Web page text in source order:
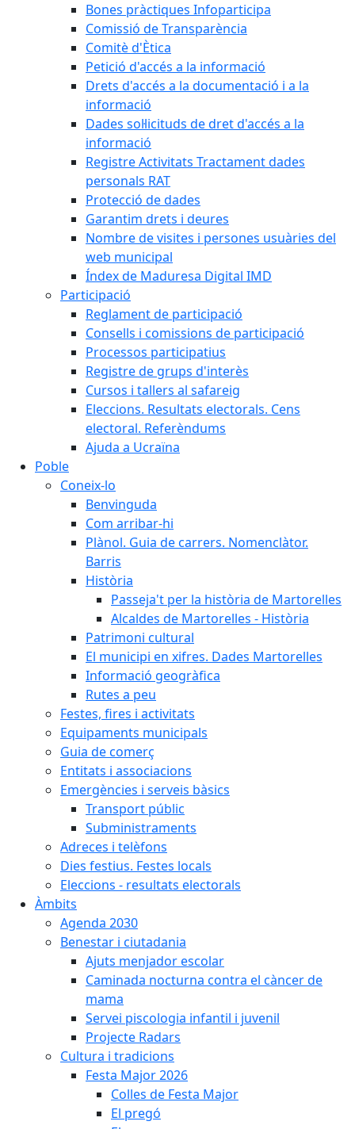
Bones pràctiques Infoparticipa
Comissió de Transparència
Comitè d'Ètica
Petició d'accés a la informació
Drets d'accés a la documentació i a la
informació
Dades sol·licituds de dret d'accés a la
informació
Registre Activitats Tractament dades
personals RAT
Protecció de dades
Garantim drets i deures
Nombre de visites i persones usuàries del
web municipal
Índex de Maduresa Digital IMD
Participació
Reglament de participació
Consells i comissions de participació
Processos participatius
Registre de grups d'interès
Cursos i tallers al safareig
Eleccions. Resultats electorals. Cens
electoral. Referèndums
Ajuda a Ucraïna
Poble
Coneix-lo
Benvinguda
Com arribar-hi
Plànol. Guia de carrers. Nomenclàtor.
Barris
Història
Passeja't per la història de Martorelles
Alcaldes de Martorelles - Història
Patrimoni cultural
El municipi en xifres. Dades Martorelles
Informació geogràfica
Rutes a peu
Festes, fires i activitats
Equipaments municipals
Guia de comerç
Entitats i associacions
Emergències i serveis bàsics
Transport públic
Subministraments
Adreces i telèfons
Dies festius. Festes locals
Eleccions - resultats electorals
Àmbits
Agenda 2030
Benestar i ciutadania
Ajuts menjador escolar
Caminada nocturna contra el càncer de
mama
Servei piscologia infantil i juvenil
Projecte Radars
Cultura i tradicions
Festa Major 2026
Colles de Festa Major
El pregó